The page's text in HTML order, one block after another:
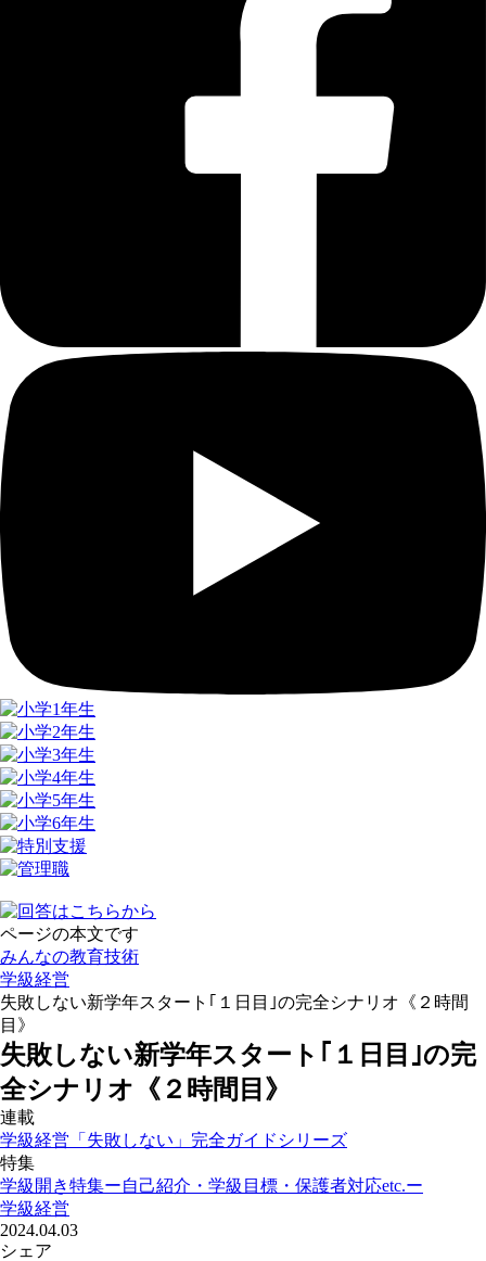
ページの本文です
みんなの教育技術
学級経営
失敗しない新学年スタート｢１日目｣の完全シナリオ《２時間
目》
失敗しない新学年スタート｢１日目｣の完
全シナリオ《２時間目》
連載
学級経営「失敗しない」完全ガイドシリーズ
特集
学級開き特集ー自己紹介・学級目標・保護者対応etc.ー
学級経営
2024.04.03
シェア